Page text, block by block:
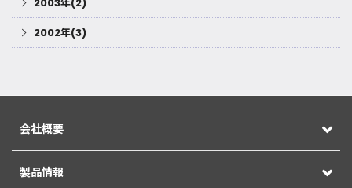
2003年(2)
2002年(3)
会社概要
製品情報